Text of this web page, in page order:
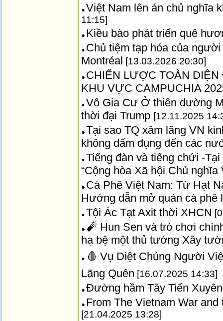
Việt Nam lên án chủ nghĩa
11:15]
Kiều bào phát triển quê
Chủ tiệm tạp hóa của
Montréal [13.03.2026 20:30]
CHIẾN LƯỢC TOÀN
KHU VỰC CAMPUCHIA
Vô Gia Cư Ở thiên dường
thời đại Trump [12.11.2025
Tại sao TQ xâm lăng VN
không dấm đụng đến các
Tiếng đàn và tiếng chửi -
“Cộng hòa Xã hội Chủ nghĩa
Cà Phê Việt Nam: Từ Hạt
Hướng dẫn mở quán cà phê
Tội Ác Tạt Axit thời XHCN
🧨 Hun Sen và trò chơi
hạ bệ một thủ tướng Xây
🩸 Vụ Diệt Chủng Người
Lãng Quên [16.07.2025 14:33]
Đường hầm Tây Tiến
From The Vietnam War
[21.04.2025 13:28]